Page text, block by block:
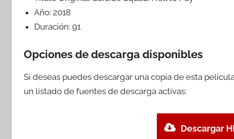
Año:2018
Duración:91
Opciones de descarga disponibles
Si deseas puedes descargar una copia de esta
un listado de fuentes de descarga activas:
Descargar